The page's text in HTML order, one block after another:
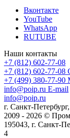
Вконтакте
YouTube
WhatsApp
RUTUBE
Наши контакты
+7 (812) 602-77-08
+7 (812) 602-77-08
+7 (499) 380-77-90
info@poip.ru E-mail
info@poip.ru
г. Санкт-
2009 - 2026 ©
195043, г. Санкт-
4